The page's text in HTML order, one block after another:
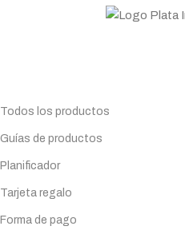
Todos los productos
Guías de productos
Planificador
Tarjeta regalo
Forma de pago